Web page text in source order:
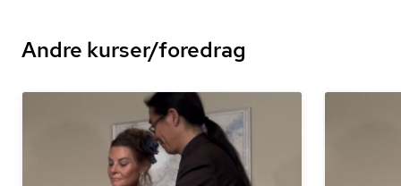
Andre kurser/foredrag